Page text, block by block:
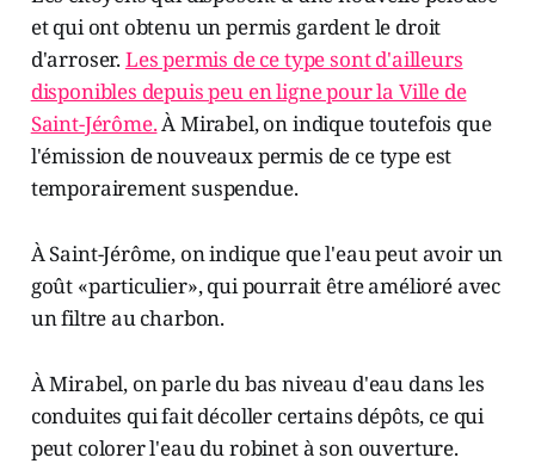
et qui ont obtenu un permis gardent le droit
d'arroser.Les permis de ce type sont d'ailleurs
disponibles depuis peu en ligne pour la Ville de
Saint-Jérôme.À Mirabel, on indique toutefois que
l'émission de nouveaux permis de ce type est
temporairement suspendue.
À Saint-Jérôme, on indique que l'eau peut avoir un
goût «particulier», qui pourrait être amélioré avec
un filtre au charbon.
À Mirabel, on parle du bas niveau d'eau dans les
conduites qui fait décoller certains dépôts, ce qui
peut colorer l'eau du robinet à son ouverture.